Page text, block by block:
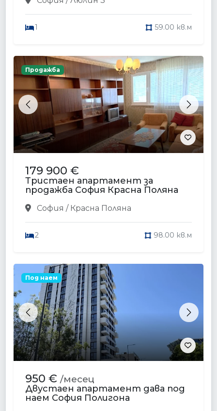
1 59.00 кв.м
Previous Next
Продажба
179 900 €
Тристаен апартамент за
продажба София Красна Поляна
София / Красна Поляна
2 98.00 кв.м
Previous Next
Под наем
950 € /месец
Двустаен апартамент дава под
наем София Полигона